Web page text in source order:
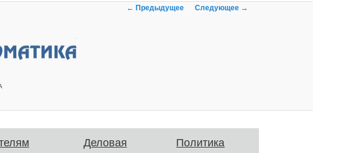
Навигация по
изображениям
← Предыдущее Следующее →
Деловая
Политика